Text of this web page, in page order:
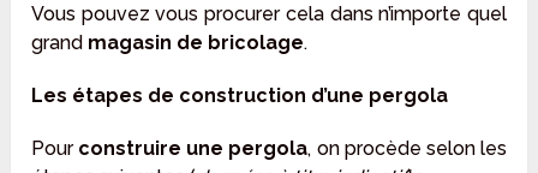
Vous pouvez vous procurer cela dans n’importe quel
grand magasin de bricolage.
Les étapes de construction d’une pergola
Pour construire une pergola, on procède selon les